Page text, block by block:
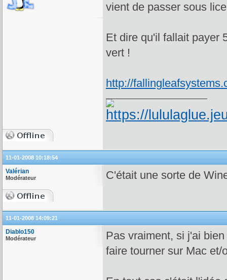
vient de passer sous
Et dire qu'il fallait payer
vert !
http://
11-01-2008 10:18:54
Valérian
Modérateur C'était une sorte de
11-01-2008 14:09:21
Diablo150
Modérateur
Pas vraiment, si j'ai
faire tourner sur Mac et/